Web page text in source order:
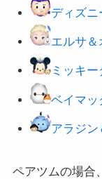
ディズニ
エルサ＆
ミッキ
ベイマッ
アラジン
ペアツムの場合